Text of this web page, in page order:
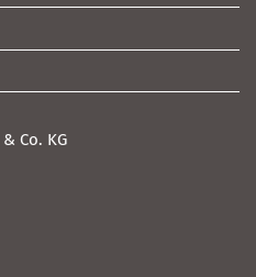
Co. KG